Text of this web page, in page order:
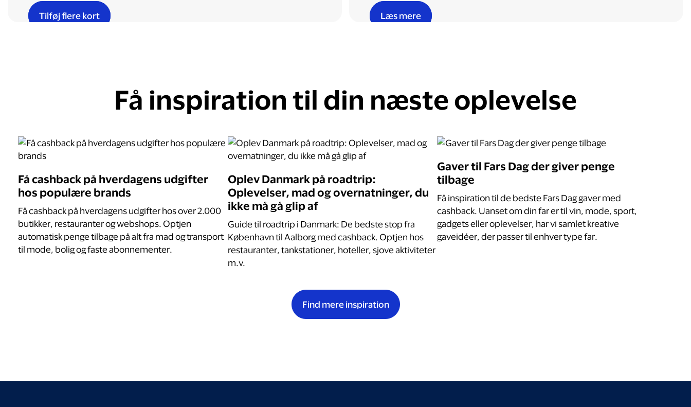
Tilføj flere kort Læs mere
Få inspiration til din næste oplevelse
Få cashback på hverdagens udgifter
hos populære brands
Få cashback på hverdagens udgifter hos over 2.000
butikker, restauranter og webshops. Optjen
automatisk penge tilbage på alt fra mad og transport
til mode, bolig og faste abonnementer.
Oplev Danmark på roadtrip:
Oplevelser, mad og overnatninger, du
ikke må gå glip af
Guide til roadtrip i Danmark: De bedste stop fra
København til Aalborg med cashback. Optjen hos
restauranter, tankstationer, hoteller, sjove aktiviteter
m.v.
Gaver til Fars Dag der giver penge
tilbage
Få inspiration til de bedste Fars Dag gaver med
cashback. Uanset om din far er til vin, mode, sport,
gadgets eller oplevelser, har vi samlet kreative
gaveidéer, der passer til enhver type far.
Find mere inspiration